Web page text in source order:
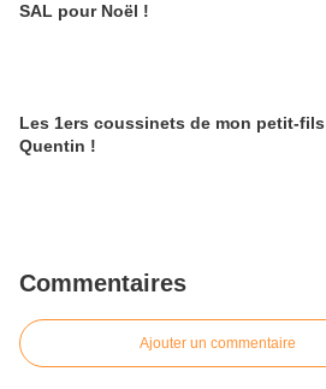
SAL pour Noël !
Les 1ers coussinets de mon petit-fils
Quentin !
Commentaires
Ajouter un commentaire